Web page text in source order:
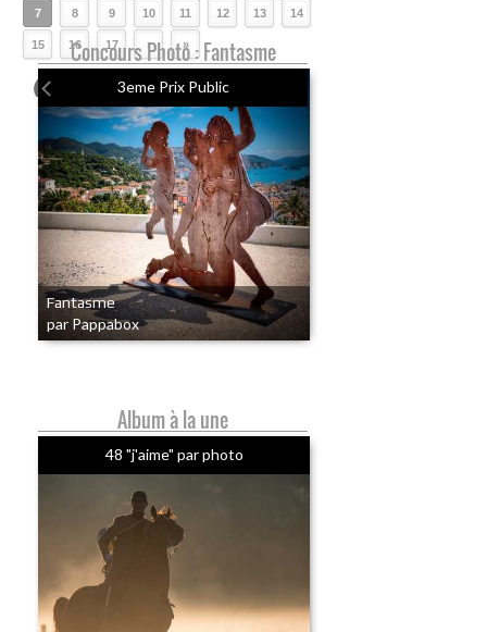
7 8 9 10 11 12 13 14
15 16 17 › »
Concours Photo : Fantasme
3eme Prix Public
Fantasme
par Pappabox
Album à la une
48 "j'aime" par photo